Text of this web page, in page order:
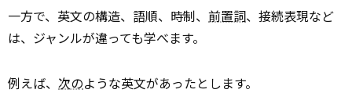
一方で、英文の構造、語順、時制、 前置詞、接続表現など
は、ジャンルが違っても学べます。
例えば、 次のような英文があったとします。